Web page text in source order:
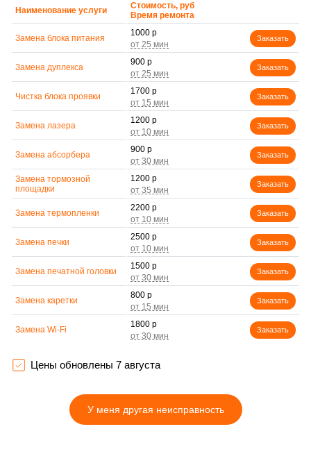
Наименование услуги
Стоимость, руб
Время ремонта
Замена блока питания
1000 р
Заказать
Замена дуплекса
900 р
Заказать
Чистка блока проявки
1700 р
Заказать
Замена лазера
1200 р
Заказать
Замена абсорбера
900 р
Заказать
Замена тормозной
площадки
1200 р
Заказать
Замена термопленки
2200 р
Заказать
Замена печки
2500 р
Заказать
Замена печатной головки
1500 р
Заказать
Замена каретки
800 р
Заказать
Замена Wi-Fi
1800 р
Заказать
Замена вала
Цены обновлены 7 августа
У меня другая неисправность